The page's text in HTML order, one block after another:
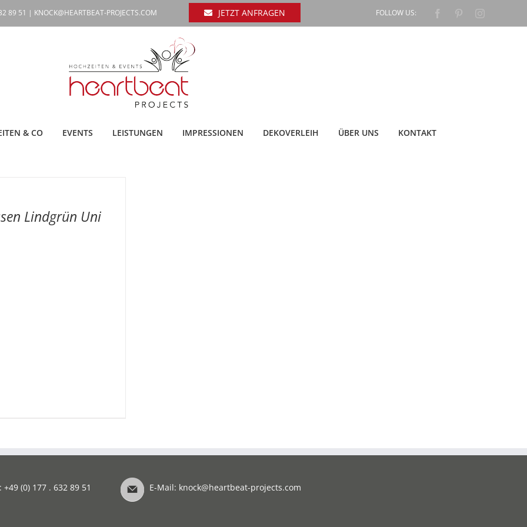
89 51 | KNOCK@HEARTBEAT-PROJECTS.COM JETZT ANFRAGEN FOLLOW US: FacebookPinterestInstagram
& CO EVENTS LEISTUNGEN IMPRESSIONEN DEKOVERLEIH ÜBER UNS KONTAKT
Lindgrün Uni
+49 (0) 177 . 632 89 51 E-Mail: knock@heartbeat-projects.com